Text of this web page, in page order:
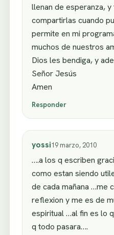
llenan de esperanza,
compartirlas cuando
permite en mi
muchos de nuestros
Dios les bendiga, y
Señor Jesús
Amen
Responder
yossi19 marzo, 2010
….a los q escriben
como estan siendo
de cada mañana …me
reflexion y me es de
espiritual …al fin es lo
q todo pasara….